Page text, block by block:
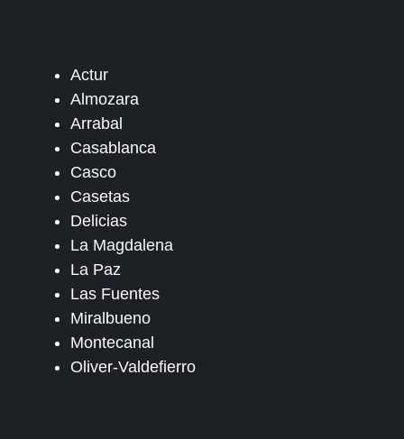
Actur
Almozara
Arrabal
Casablanca
Casco
Casetas
Delicias
La Magdalena
La Paz
Las Fuentes
Miralbueno
Montecanal
Oliver-Valdefierro